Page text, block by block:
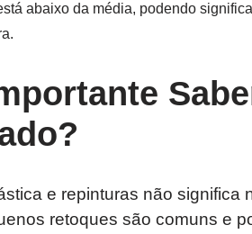
abaixo da média, podendo
e repinturas não significa
retoques são comuns e